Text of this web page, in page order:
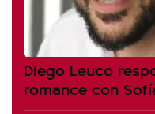
Diego Leuco
romance con